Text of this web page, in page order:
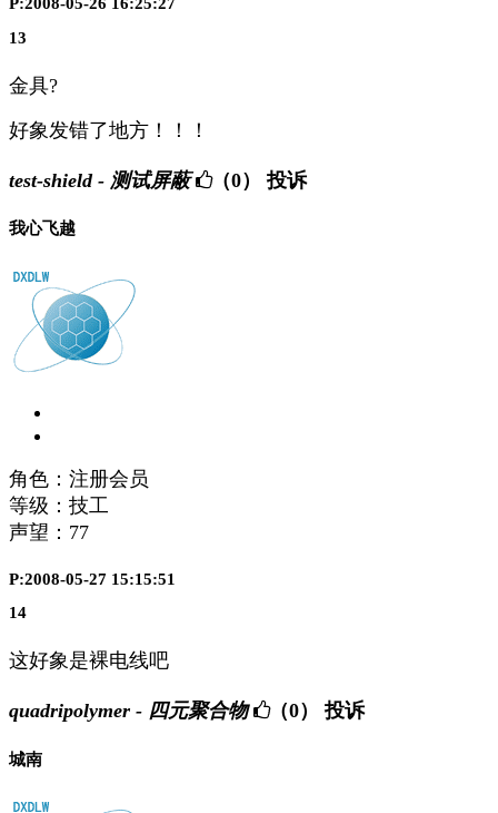
P:2008-05-26 16:25:27
13
金具?
好象发错了地方！！！
test-shield - 测试屏蔽 （0） 投诉
我心飞越
角色：注册会员
等级：技工
声望： 77
P:2008-05-27 15:15:51
14
这好象是裸电线吧
quadripolymer - 四元聚合物 （0） 投诉
城南